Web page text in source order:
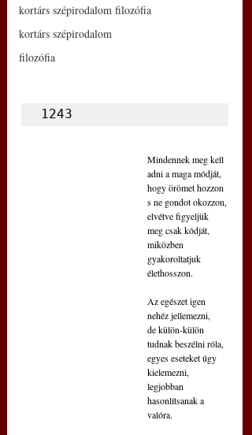
kortárs szépirodalom filozófia
kortárs szépirodalom
filozófia
1243
Mindennek meg kell
adni a maga módját,
hogy örömet hozzon
s ne gondot okozzon,
elvétve figyeljük
meg csak kódját,
miközben
gyakoroltatjuk
élethosszon.
Az egészet igen
nehéz jellemezni,
de külön-külön
tudnak beszélni róla,
egyes eseteket úgy
kielemezni,
legjobban
hasonlítsanak a
valóra.